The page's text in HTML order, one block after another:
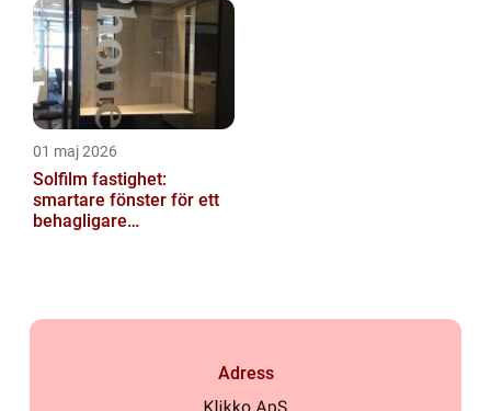
01 maj 2026
Solfilm fastighet:
smartare fönster för ett
behagligare
Adress